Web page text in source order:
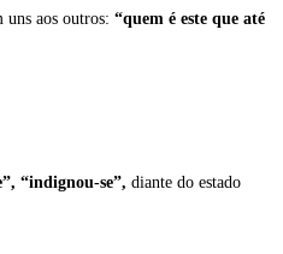
uns aos outros: “quem é este que até
“indignou-se”, diante do estado